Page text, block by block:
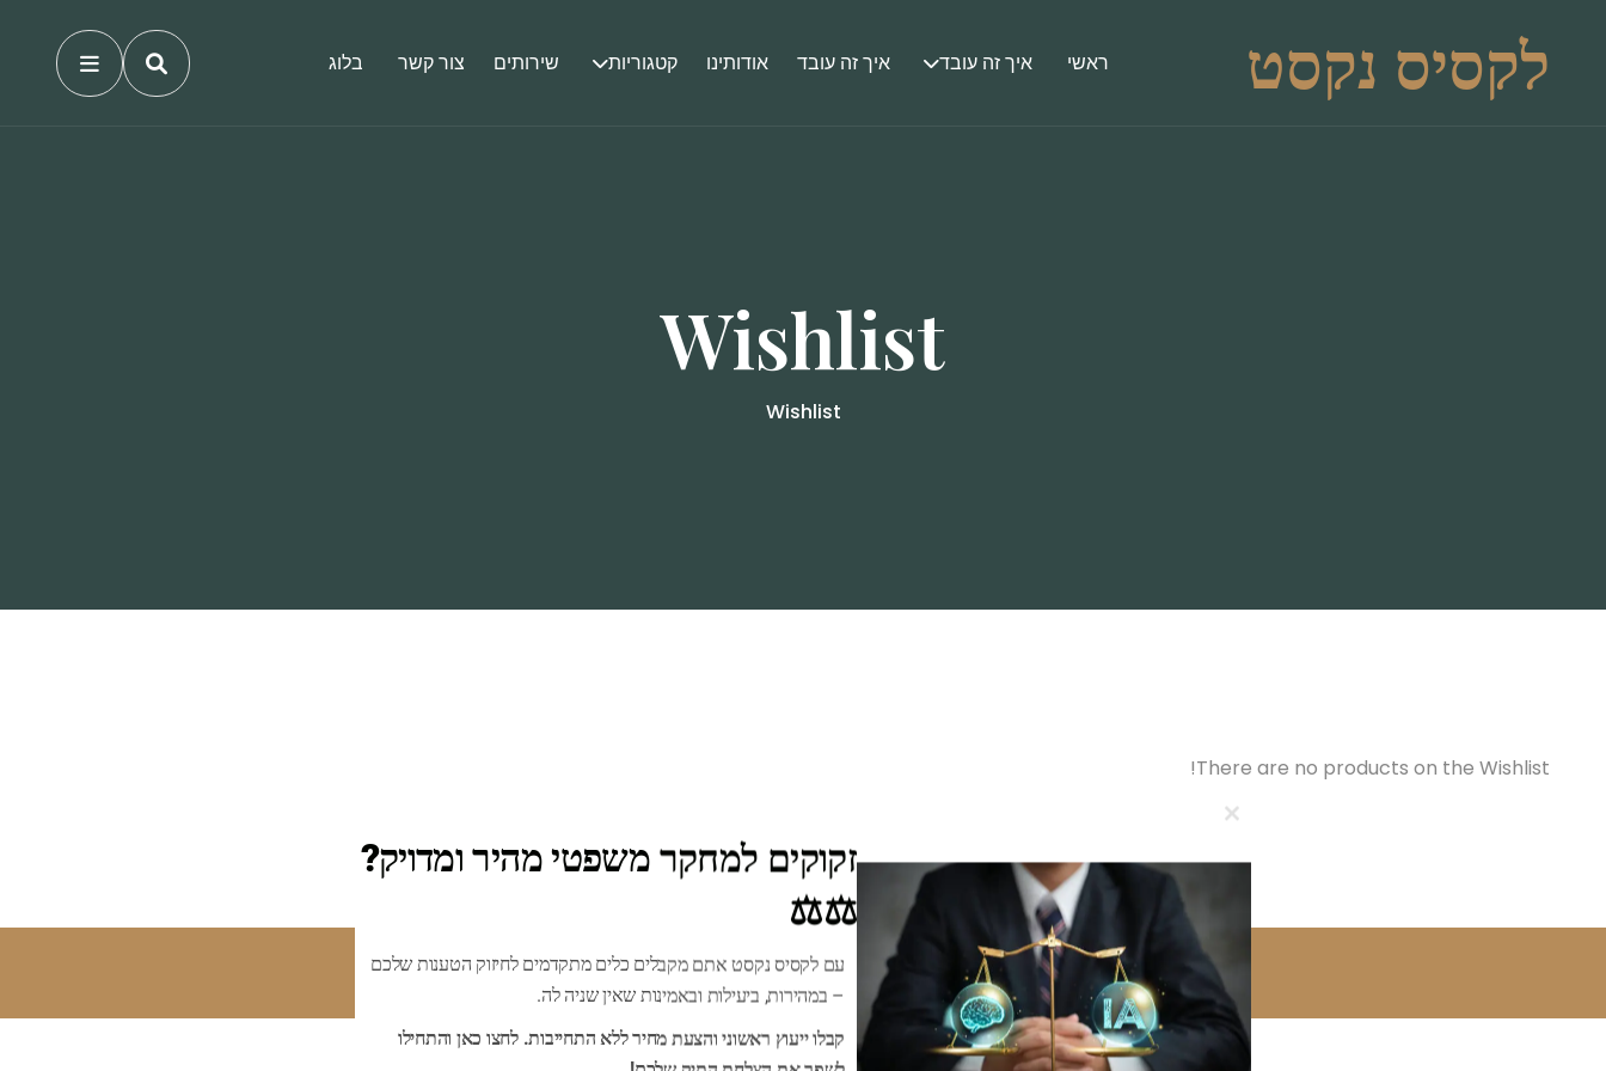
לקסיס נקסט ראשי איך זה עובד איך זה עובד אודותינו קטגוריות שירותים צור קשר בלוג
Wishlist
Wishlist
There are no products on the Wishlist!
Ensaf. All Rights Reserved.
this
module
זקוקים למחקר משפטי מהיר ומדויק?
⚖️⚖️
עם לקסיס נקסט אתם מקבלים כלים מתקדמים לחיזוק הטענות שלכם
– במהירות, ביעילות ובאמינות שאין שניה לה.
קבלו ייעוץ ראשוני והצעת מחיר ללא התחייבות. לחצו כאן והתחילו
לשפר את הצלחת התיק שלכם!